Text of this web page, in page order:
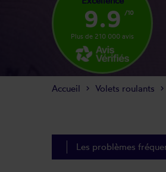
9.9 /10
Plus de 210 000 avis
Les problèmes
Accueil Volets roulants